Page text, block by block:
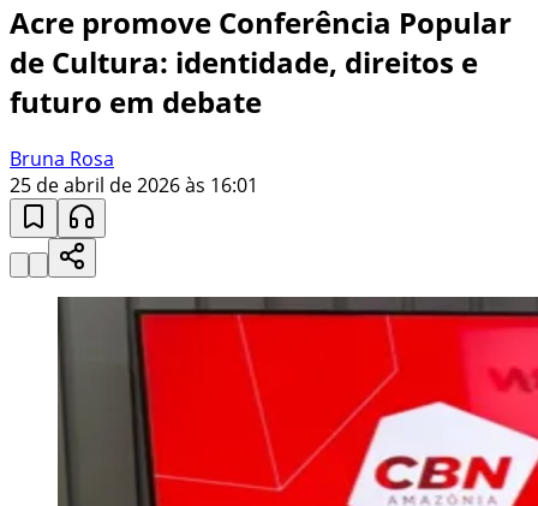
Acre promove Conferência Popular
de Cultura: identidade, direitos e
futuro em debate
Bruna Rosa
25 de abril de 2026 às 16:01